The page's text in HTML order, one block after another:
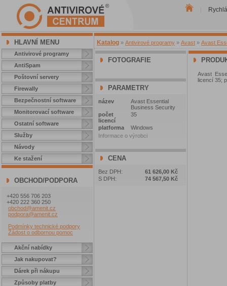
HLAVNÍ MENU
Antivirové programy
AntiSpam
Poštovní servery
Firewally
Bezpečnostní software
Monitorovací software
Ostatní software
Služby
Návody
Ke stažení
OBCHOD/PODPORA
+420 556 706 203
+420 222 360 250
obchod@amenit.cz
podpora@amenit.cz
Podmínky technické podpory
Žádost o odbornou pomoc
Akční nabídky
Jak nakupovat?
Dárek při nákupu
Způsoby platby
Katalog » Antivirové programy » Avast » Avast
FOTOGRAFIE
PARAMETRY
název
Avast Essential
Business Security
počet
licencí
35
platforma
Windows
Informace o výrobci
CENA
Bez DPH:
61 626,00 Kč
S DPH:
74 567,50 Kč
Avast
licencí 35;